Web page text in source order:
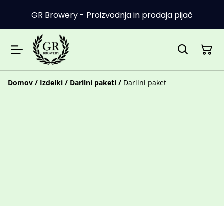
GR Browery - Proizvodnja in prodaja pijač
Domov / Izdelki / Darilni paketi / Darilni paket